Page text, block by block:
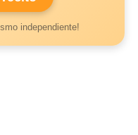
independiente!